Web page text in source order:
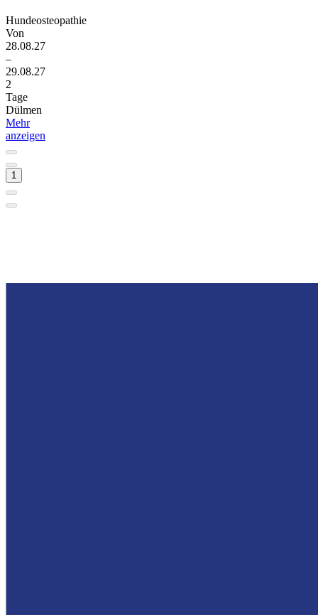
Hundeosteopathie
Von
28.08.27
–
29.08.27
2
Tage
Dülmen
Mehr
anzeigen
1